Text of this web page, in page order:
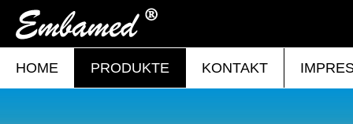
HOME PRODUKTE KONTAKT